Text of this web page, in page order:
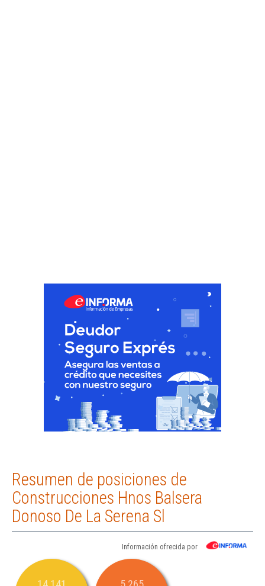
Resumen de posiciones de
Construcciones Hnos Balsera
Donoso De La Serena Sl
Información ofrecida por